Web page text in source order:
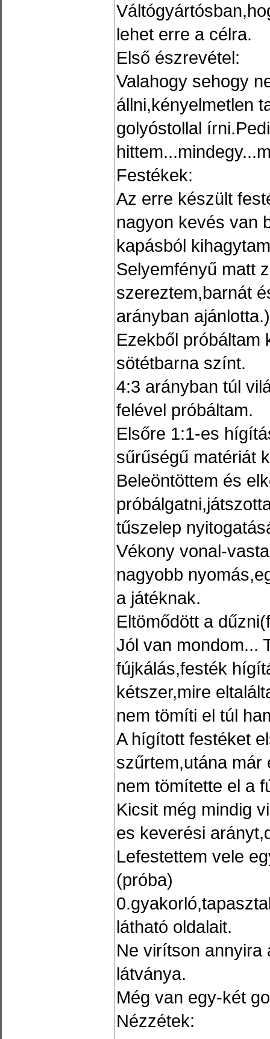
lehet erre a célra.
Első észrevétel:
Valahogy sehogy
állni,kényelmetlen
golyóstollal
Festékek:
Az erre készült
nagyon kevés van
kapásból
Selyemfényű matt
szereztem,barnát
arányban ajánlotta.)
Ezekből próbáltam
sötétbarna színt.
4:3 arányban túl
felével próbáltam.
Elsőre 1:1-es
sűrűségű matériát
Beleöntöttem és
tűszelep
Vékony vonal-
nagyobb
a játéknak.
Eltömődött a
Jól van mondom...
fújkálás,festék
kétszer,mire
nem tömíti el túl
A hígított festéket
szűrtem,utána már
nem tömítette el a
Kicsit még mindig
es keverési
Lefestettem vele
(próba)
látható oldalait.
Ne virítson annyira
látványa.
Még van egy-két
Nézzétek: